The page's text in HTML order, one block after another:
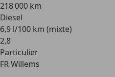
218 000 km
Diesel
6,9 l/100 km (mixte)
2,8
Particulier
FR Willems